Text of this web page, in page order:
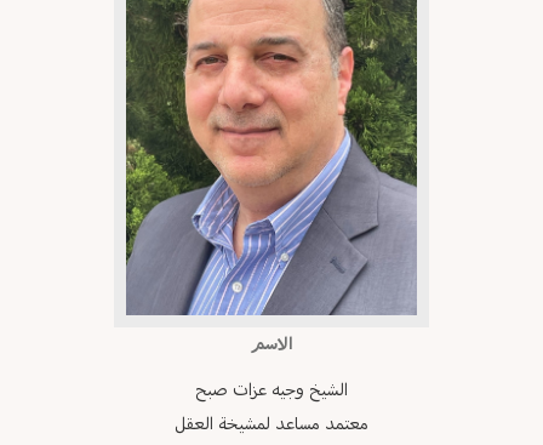
الاسم
الشيخ وجيه عزات صبح
معتمد مساعد لمشيخة العقل